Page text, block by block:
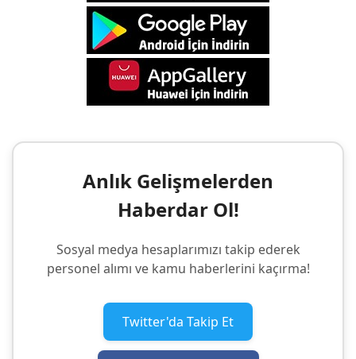
Anlık Gelişmelerden
Haberdar Ol!
Sosyal medya hesaplarımızı takip ederek
personel alımı ve kamu haberlerini kaçırma!
Twitter'da Takip Et